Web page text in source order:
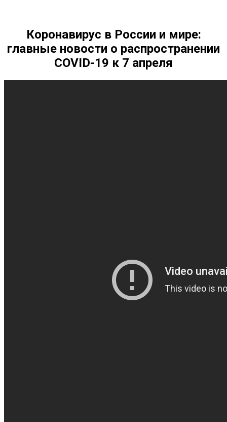
График заболеваемости коронавирусом по регионам:
Коронавирус в России и мире:
главные новости о распространении
COVID-19 к 7 апреля